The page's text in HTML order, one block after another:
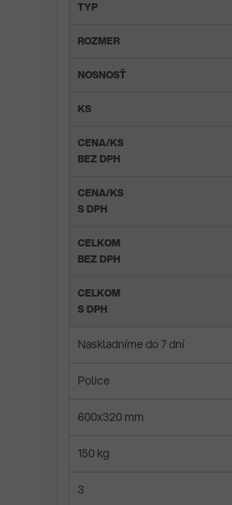
TYP
ROZMER
NOSNOSŤ
KS
CENA/KS
BEZ DPH
CENA/KS
S DPH
CELKOM
BEZ DPH
CELKOM
S DPH
Naskladníme do 7 dní
Police
600x320 mm
150 kg
3